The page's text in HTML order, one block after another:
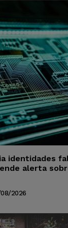
identidades
alerta
2026